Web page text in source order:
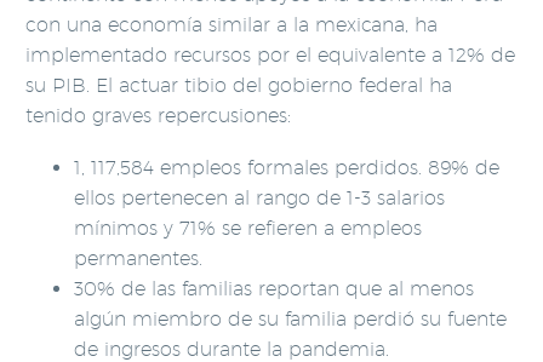
con una economía similar a la mexicana, ha
implementado recursos por el equivalente a 12% de
su PIB. El actuar tibio del gobierno federal ha
tenido graves repercusiones:
1, 117,584 empleos formales perdidos. 89% de
ellos pertenecen al rango de 1-3 salarios
mínimos y 71% se refieren a empleos
permanentes.
30% de las familias reportan que al menos
algún miembro de su familia perdió su fuente
de ingresos durante la pandemia.